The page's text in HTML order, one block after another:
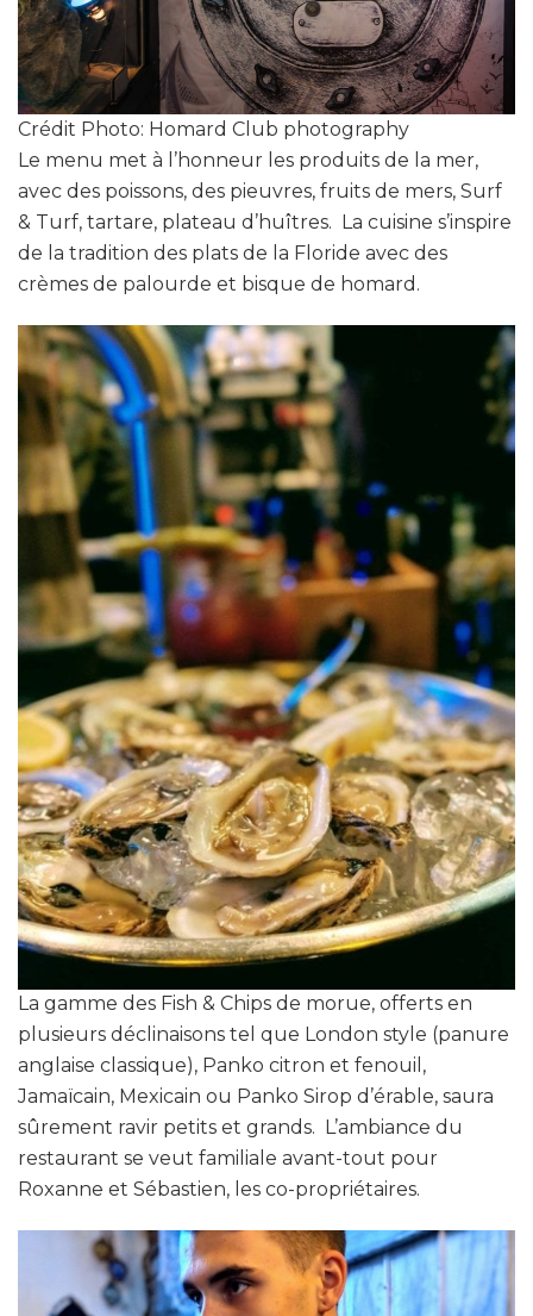
Crédit Photo: Homard Club photography
Le menu met à l’honneur les produits de la mer,
avec des poissons, des pieuvres, fruits de mers, Surf
& Turf, tartare, plateau d’huîtres. La cuisine s’inspire
de la tradition des plats de la Floride avec des
crèmes de palourde et bisque de homard.
La gamme des Fish & Chips de morue, offerts en
plusieurs déclinaisons tel que London style (panure
anglaise classique), Panko citron et fenouil,
Jamaïcain, Mexicain ou Panko Sirop d’érable, saura
sûrement ravir petits et grands. L’ambiance du
restaurant se veut familiale avant-tout pour
Roxanne et Sébastien, les co-propriétaires.